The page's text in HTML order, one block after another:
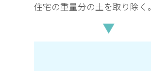
住宅の重量分の土を取り除く。
▼